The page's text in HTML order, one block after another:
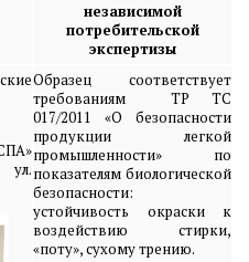
независимой
потребительской
экспертизы
ул.
Образец соответствует
требованиям ТР ТС
017/2011 «О безопасности
продукции легкой
промышленности» по
показателям биологической
безопасности:
устойчивость окраски к
воздействию стирки,
«поту», сухому трению.